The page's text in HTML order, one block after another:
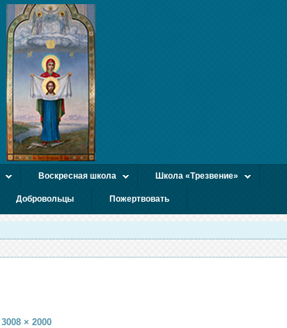
Воскресная школа Школа «Трезвение»
Добровольцы Пожертвовать
3008 × 2000